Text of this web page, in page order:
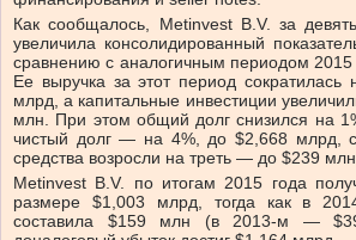
Как сообщалось, Metinvest B.V. за
увеличила консолидированный
сравнению с аналогичным периодом
Ее выручка за этот период
млрд, а капитальные инвестиции
млн. При этом общий долг снизился на
чистый долг — на 4%, до $2,668 млрд,
средства возросли на треть — до $239
Metinvest B.V. по итогам 2015 года
размере $1,003 млрд, тогда как в
составила $159 млн (в 2013-м —